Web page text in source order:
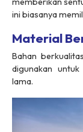
ini biasanya
Material
Bahan
digunakan
lama.